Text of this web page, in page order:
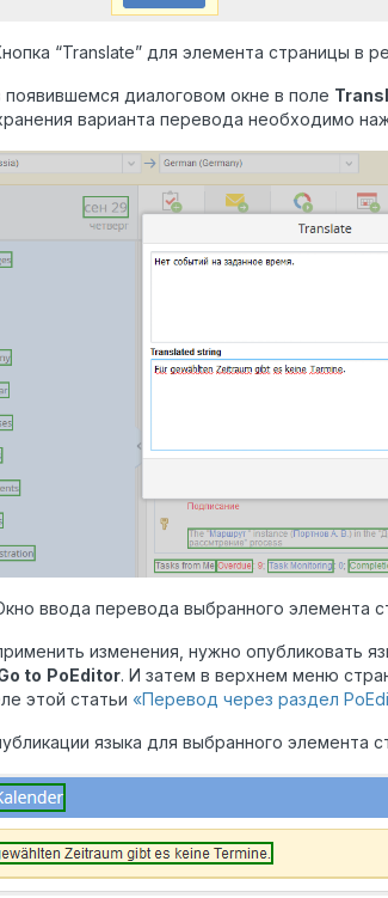
“Translate” для элемента страницы в
появившемся диалоговом окне в поле
варианта перевода необходимо
ввода перевода выбранного элемента
изменения, нужно опубликовать
to PoEditor. И затем в верхнем меню
этой статьи «Перевод через раздел
языка для выбранного элемента